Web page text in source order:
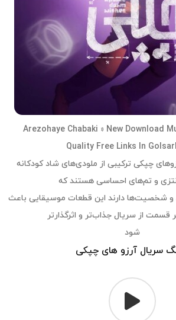
Arezohaye Chabaki » New Download
Quality Free Links In
چپکی ترکیبی از ملودی‌های شاد کودکانه
و تم‌های احساسی هستند که
و شخصیت‌ها دارند این قطعات موسیقایی باعث
قسمت از سریال جذاب‌تر و اثرگذارتر
شود
سریال آرزو های چپکی